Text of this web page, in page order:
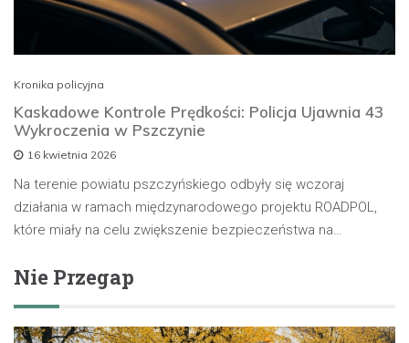
Kronika policyjna
Kaskadowe Kontrole Prędkości: Policja Ujawnia 43
Wykroczenia w Pszczynie
16 kwietnia 2026
Na terenie powiatu pszczyńskiego odbyły się wczoraj
działania w ramach międzynarodowego projektu ROADPOL,
które miały na celu zwiększenie bezpieczeństwa na…
Nie Przegap